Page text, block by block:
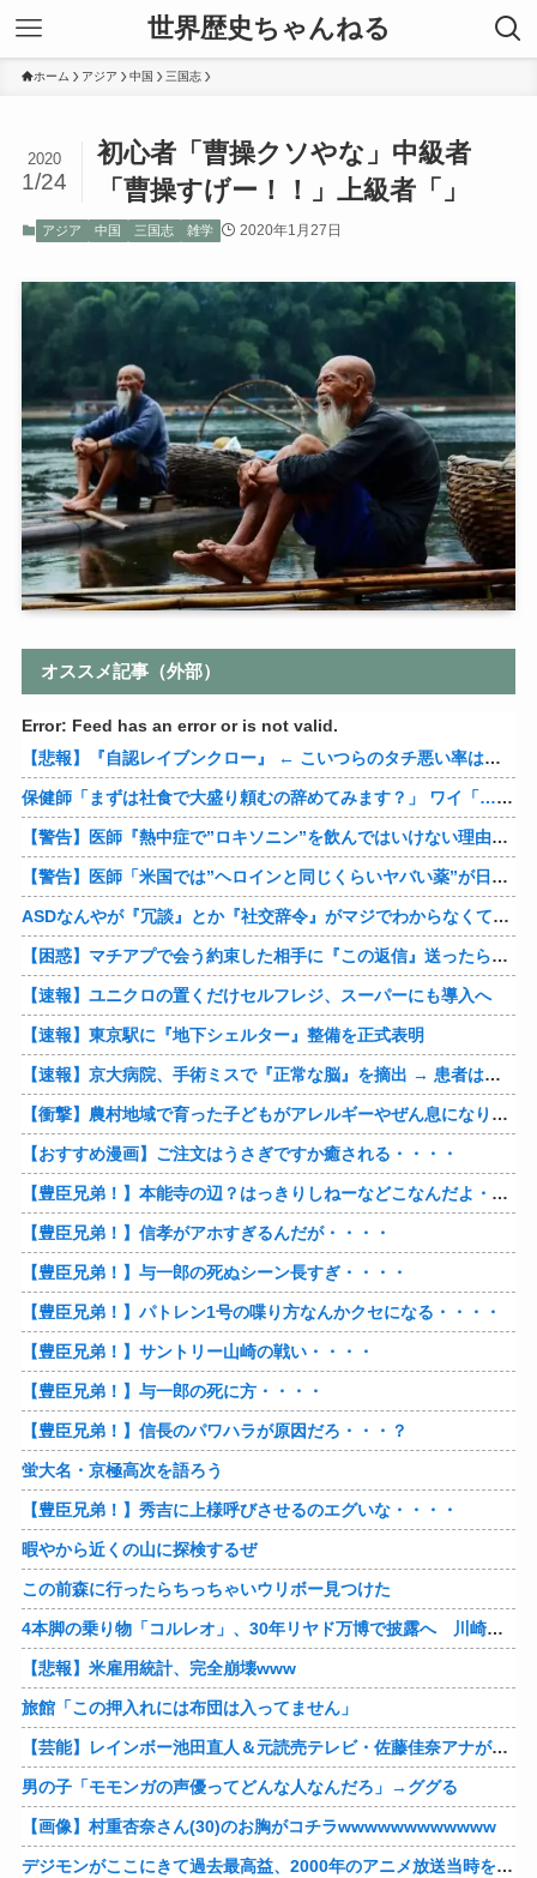
世界歴史ちゃんねる
ホーム アジア 中国 三国志
初心者「曹操クソやな」中級者
「曹操すげー！！」上級者「」
2020
1/24
アジア 中国 三国志 雑学 2020年1月27日
オススメ記事（外部）
Error: Feed has an error or is not valid.
【悲報】『自認レイブンクロー』 ← こいつらのタチ悪い率は異常
保健師「まずは社食で大盛り頼むの辞めてみます？」 ワイ「…食っちゃいけないものを売ってるのか？」
【警告】医師『熱中症で”ロキソニン”を飲んではいけない理由がこれ』
【警告】医師「米国では”ヘロインと同じくらいヤバい薬”が日本では平気で処方されてる」
ASDなんやが『冗談』とか『社交辞令』がマジでわからなくて怖い
【困惑】マチアプで会う約束した相手に『この返信』送ったらブロックされたんやが…
【速報】ユニクロの置くだけセルフレジ、スーパーにも導入へ
【速報】東京駅に『地下シェルター』整備を正式表明
【速報】京大病院、手術ミスで『正常な脳』を摘出 → 患者は自発呼吸不可能な植物状態に
【衝撃】農村地域で育った子どもがアレルギーやぜん息になりにくい『農場効果』を引き起こす細菌が判明
【おすすめ漫画】ご注文はうさぎですか癒される・・・・
【豊臣兄弟！】本能寺の辺？はっきりしねーなどこなんだよ・・・・
【豊臣兄弟！】信孝がアホすぎるんだが・・・・
【豊臣兄弟！】与一郎の死ぬシーン長すぎ・・・・
【豊臣兄弟！】パトレン1号の喋り方なんかクセになる・・・・
【豊臣兄弟！】サントリー山崎の戦い・・・・
【豊臣兄弟！】与一郎の死に方・・・・
【豊臣兄弟！】信長のパワハラが原因だろ・・・？
蛍大名・京極高次を語ろう
【豊臣兄弟！】秀吉に上様呼びさせるのエグいな・・・・
暇やから近くの山に探検するぜ
この前森に行ったらちっちゃいウリボー見つけた
4本脚の乗り物「コルレオ」、30年リヤド万博で披露へ 川崎重工が35年発売目指す
【悲報】米雇用統計、完全崩壊www
旅館「この押入れには布団は入ってません」
【芸能】レインボー池田直人＆元読売テレビ・佐藤佳奈アナが結婚
男の子「モモンガの声優ってどんな人なんだろ」→ググる
【画像】村重杏奈さん(30)のお胸がコチラwwwwwwwwwwww
デジモンがここにきて過去最高益、2000年のアニメ放送当時を上回る